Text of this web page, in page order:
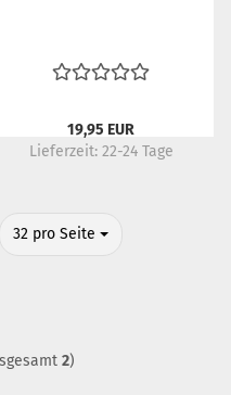
19,95 EUR
Lieferzeit: 22-24 Tage
32 pro Seite
pro Seite
2)